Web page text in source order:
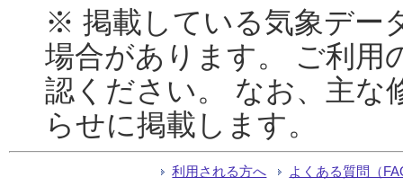
※ 掲載している気象デー
場合があります。 ご利用
認ください。 なお、主な
らせに掲載します。
利用される方へ よくある質問（